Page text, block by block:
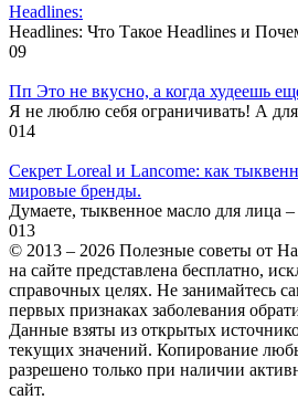
Headlines:
Headlines: Что Такое Headlines и
09
Пп Это не вкусно, а когда худеешь
Я не люблю себя ограничивать! А
014
Секрет Loreal и Lancome: как
мировые бренды.
Думаете, тыквенное масло для лица –
013
© 2013 – 2026 Полезные советы от
на сайте представлена бесплатно,
справочных целях. Не занимайтесь
первых признаках заболевания
Данные взяты из открытых
текущих значений. Копирование
разрешено только при наличии
сайт.